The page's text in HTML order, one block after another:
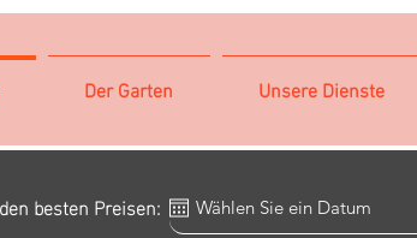
Der Garten Unsere Dienste
besten Preisen: